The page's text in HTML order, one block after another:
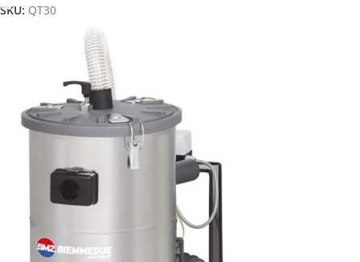
SKU: QT30